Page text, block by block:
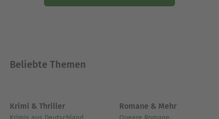
Beliebte Themen
Krimi & Thriller Romane & Mehr